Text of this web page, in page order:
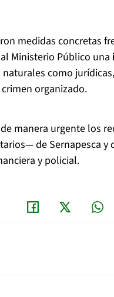
medidas concretas
Ministerio Público una
como
organizado.
manera urgente los
de Sernapesca y
y policial.